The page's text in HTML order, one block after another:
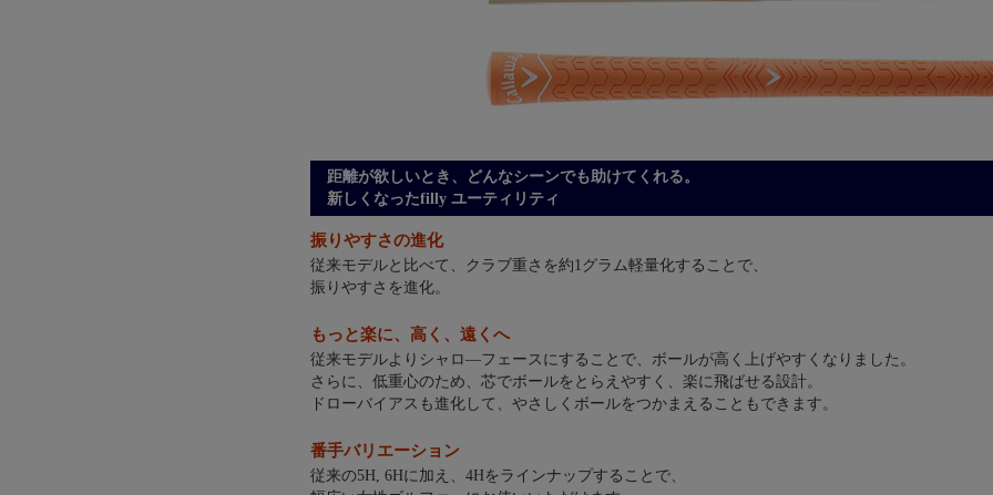
距離が欲しいとき、どんなシーンでも助けてくれる。
新しくなったfilly ユーティリティ
振りやすさの進化
従来モデルと比べて、クラブ重さを約1グラム軽量化することで、
振りやすさを進化。
もっと楽に、高く、遠くへ
従来モデルよりシャロ―フェースにすることで、ボールが高く上げやすくなりました。
さらに、低重心のため、芯でボールをとらえやすく、楽に飛ばせる設計。
ドローバイアスも進化して、やさしくボールをつかまえることもできます。
番手バリエーション
従来の5H, 6Hに加え、4Hをラインナップすることで、